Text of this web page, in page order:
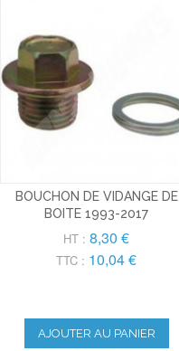
BOUCHON DE VIDANGE DE
BOITE 1993-2017
HT : 8,30 €
TTC : 10,04 €
AJOUTER AU PANIER